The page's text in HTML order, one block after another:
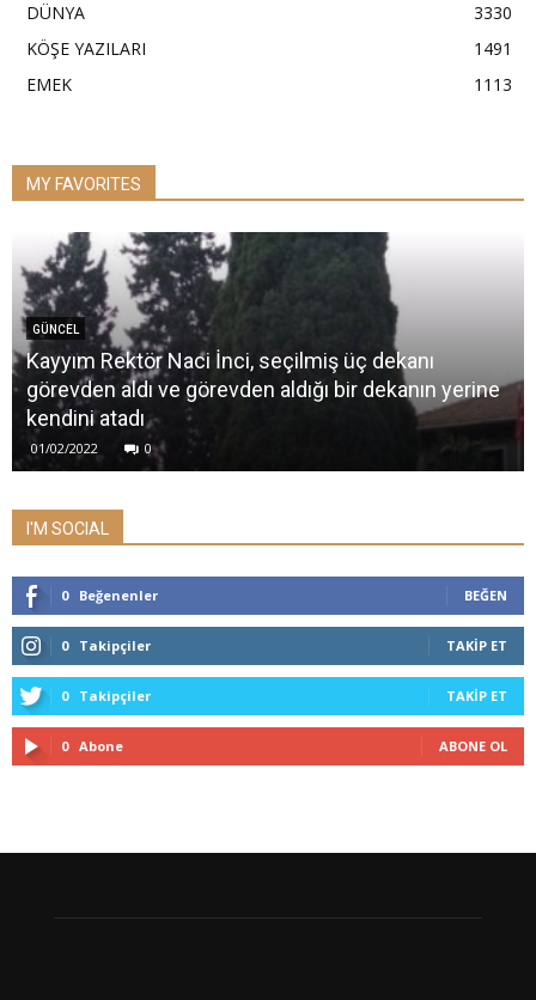
DÜNYA
3330
KÖŞE YAZILARI
1491
EMEK
1113
MY FAVORITES
GÜNCEL
Kayyım Rektör Naci İnci, seçilmiş üç dekanı
görevden aldı ve görevden aldığı bir dekanın yerine
kendini atadı
01/02/2022 0
I'M SOCIAL
0 Beğenenler BEĞEN
0 Takipçiler TAKIP ET
0 Takipçiler TAKIP ET
0 Abone ABONE OL